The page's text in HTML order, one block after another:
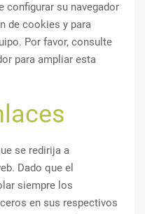
configurar su navegador
de cookies y para
Por favor, consulte
para ampliar esta
se redirija a
Dado que el
siempre los
en sus respectivos